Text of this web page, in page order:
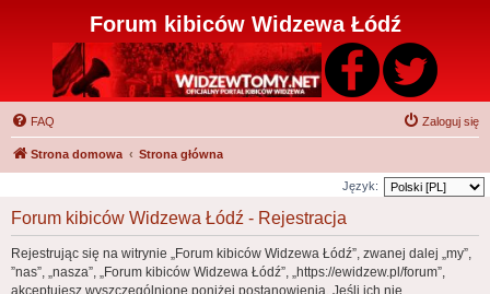
Forum kibiców Widzewa Łódź
FAQ Zaloguj się
Strona domowa Strona główna
Język:
Forum kibiców Widzewa Łódź - Rejestracja
Rejestrując się na witrynie „Forum kibiców Widzewa Łódź”, zwanej dalej „my”,
”nas”, „nasza”, „Forum kibiców Widzewa Łódź”, „https://ewidzew.pl/forum”,
akceptujesz wyszczególnione poniżej postanowienia. Jeśli ich nie